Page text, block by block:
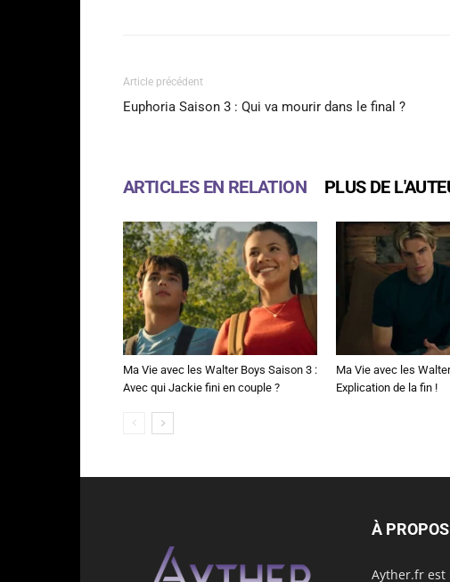
Article précédent
Euphoria Saison 3 : Qui va mourir dans le final ?
ARTICLES EN RELATION PLUS DE
Ma Vie avec les Walter Boys Saison 3 :
Avec qui Jackie fini en couple ?
Ma Vie avec les
Explication de la fin !
À PROPOS
Ayther.fr est